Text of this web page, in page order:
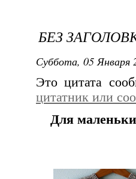
БЕЗ
Суббота, 05 Января
Это цитата
цитатник или
Для